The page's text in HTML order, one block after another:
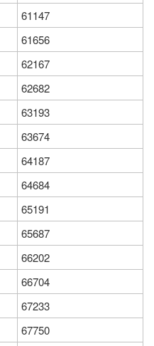
61147
61656
62167
62682
63193
63674
64187
64684
65191
65687
66202
66704
67233
67750